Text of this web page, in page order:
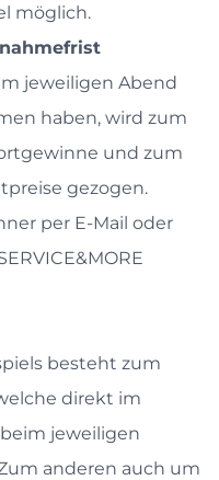
möglich.
jeweiligen Abend
haben, wird zum
und zum
gezogen.
per E-Mail oder
besteht zum
direkt im
jeweiligen
anderen auch um